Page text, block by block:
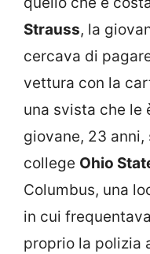
Strauss, la
cercava di
vettura con la
una svista che le
giovane, 23
college Ohio
Columbus, una
in cui
proprio la polizia